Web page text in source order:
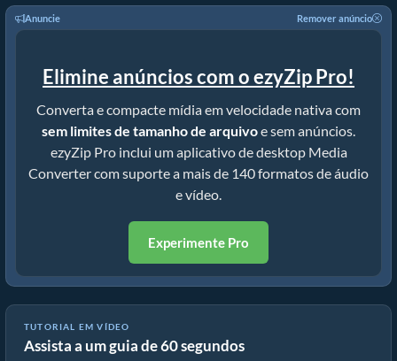
Anuncie Remover anúncio
Elimine anúncios com o ezyZip Pro!
Converta e compacte mídia em velocidade nativa com
sem limites de tamanho de arquivoe sem anúncios.
ezyZip Pro inclui um aplicativo de desktop Media
Converter com suporte a mais de 140 formatos de áudio
e vídeo.
Experimente Pro
TUTORIAL EM VÍDEO
Assista a um guia de 60 segundos
Como reduzir MP4 para 16MB (Guia simples)